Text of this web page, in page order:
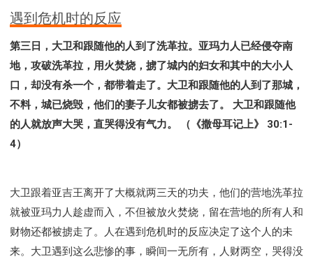
遇到危机时的反应
第三日，大卫和跟随他的人到了洗革拉。亚玛力人已经侵夺南
地，攻破洗革拉，用火焚烧，掳了城内的妇女和其中的大小人
口，却没有杀一个，都带着走了。大卫和跟随他的人到了那城，
不料，城已烧毁，他们的妻子儿女都被掳去了。 大卫和跟随他
的人就放声大哭，直哭得没有气力。 （《撒母耳记上》 30:1-
4）
大卫跟着亚吉王离开了大概就两三天的功夫，他们的营地洗革拉
就被亚玛力人趁虚而入，不但被放火焚烧，留在营地的所有人和
财物还都被掳走了。人在遇到危机时的反应决定了这个人的未
来。大卫遇到这么悲惨的事，瞬间一无所有，人财两空，哭得没